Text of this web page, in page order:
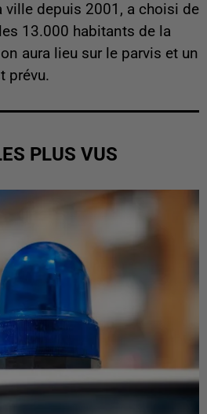
ville depuis 2001, a choisi de
13.000 habitants de la
aura lieu sur le parvis et un
prévu.
PLUS VUS